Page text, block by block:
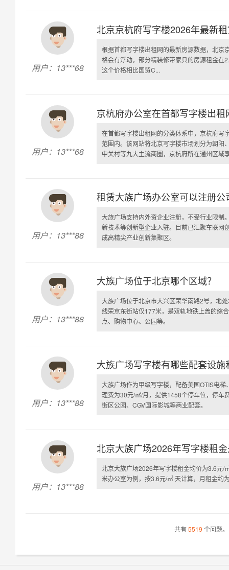
用户：13***68
北京京杭府写字楼2026年最新
根据首都写字楼出租网的最新房源数据，北京
格会有浮动，部分精装修带家具的房源租金在
这个价格相比国贸C...
用户：13***68
京杭府办公室在首都写字楼出
在首都写字楼出租网的分类体系中，京杭府写
范围内。该网站将北京写字楼市场划分为朝阳
中关村等九大主流商圈，京杭府所在通州区域
用户：13***88
租赁大族广场办公室可以注册公
大族广场支持内外资企业注册，不受行业限制
新技术等创新型企业入驻。目前已汇聚车联网
成高精尖产业创新集聚区。
用户：13***88
大族广场位于北京哪个区域？
大族广场位于北京市大兴区荣华南路2号，地
线荣京东街站仅177米，是双轨地铁上盖的综
点、购物中心、公园等。
用户：13***88
大族广场写字楼有哪些配套设
大族广场作为甲级写字楼，配备美国OTIS电
理费为30元/㎡/月，提供1458个停车位，停车
街区公园、CGV国际影城等商业配套。
用户：13***88
北京大族广场2026年写字楼租
北京大族广场2026年写字楼租金均价为3.6元/
米办公室为例，按3.6元/㎡·天计算，月租金
共有5519 个问题。